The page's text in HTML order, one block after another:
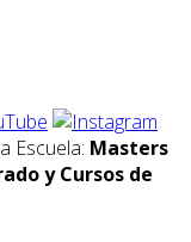
Escuela: Masters
y Cursos de